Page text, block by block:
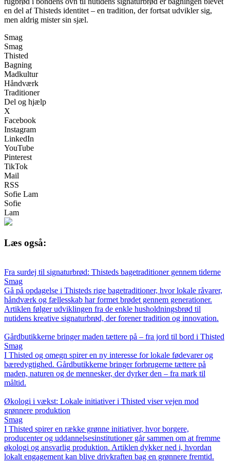
en del af Thisteds identitet – en tradition, der fortsat udvikler sig,
men aldrig mister sin sjæl.
Smag
Smag
Thisted
Bagning
Madkultur
Håndværk
Traditioner
Del og hjælp
X
Facebook
Instagram
LinkedIn
YouTube
Pinterest
TikTok
Mail
RSS
Sofie Lam
Sofie
Lam
Læs også:
Fra surdej til signaturbrød: Thisteds bagetraditioner gennem tiderne
Smag
Gå på opdagelse i Thisteds rige bagetraditioner, hvor lokale råvarer,
håndværk og fællesskab har formet brødet gennem generationer.
Artiklen følger udviklingen fra de enkle husholdningsbrød til
nutidens kreative signaturbrød, der forener tradition og innovation.
Gårdbutikkerne bringer maden tættere på – fra jord til bord i Thisted
Smag
I Thisted og omegn spirer en ny interesse for lokale fødevarer og
bæredygtighed. Gårdbutikkerne bringer forbrugerne tættere på
maden, naturen og de mennesker, der dyrker den – fra mark til
måltid.
Økologi i vækst: Lokale initiativer i Thisted viser vejen mod
grønnere produktion
Smag
I Thisted spirer en række grønne initiativer, hvor borgere,
producenter og uddannelsesinstitutioner går sammen om at fremme
økologi og ansvarlig produktion. Artiklen dykker ned i, hvordan
lokalt engagement kan blive drivkraften bag en grønnere fremtid.